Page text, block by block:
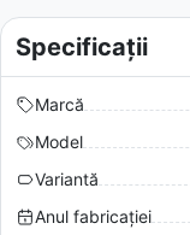
Specificații
Marcă
Model
Variantă
Anul fabricației